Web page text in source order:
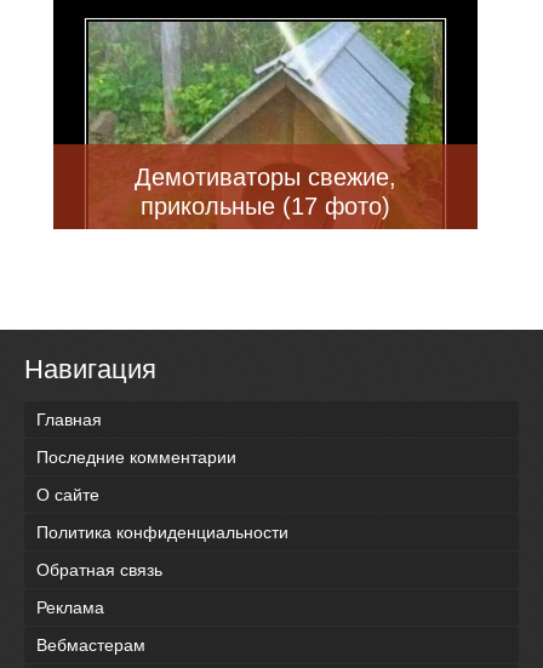
Демотиваторы свежие,
прикольные (17 фото)
Навигация
Главная
Последние комментарии
О сайте
Политика конфиденциальности
Обратная связь
Реклама
Вебмастерам